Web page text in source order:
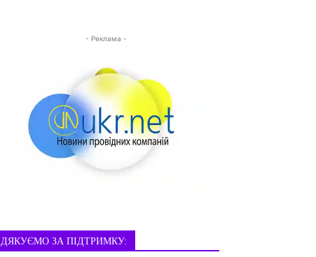
- Реклама -
ДЯКУЄМО ЗА ПІДТРИМКУ: